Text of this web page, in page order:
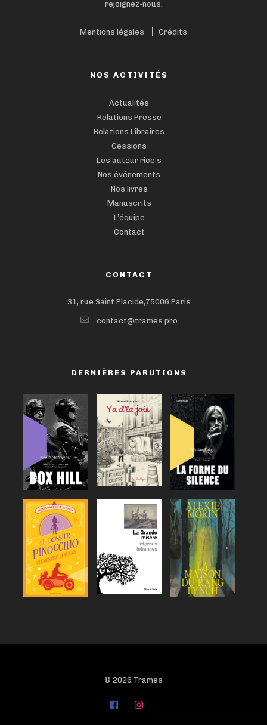
rejoignez-nous.
Mentions légales Crédits
NOS ACTIVITÉS
Actualités
Relations Presse
Relations Libraires
Cessions
Les auteur·rice·s
Nos événements
Nos livres
Manuscrits
L’équipe
Contact
CONTACT
31, rue Saint Placide,75006 Paris
contact@trames.pro
DERNIÈRES PARUTIONS
© 2026 Trames